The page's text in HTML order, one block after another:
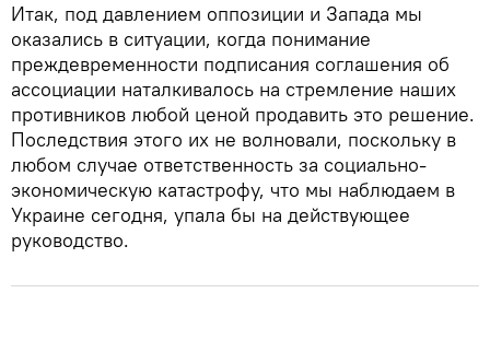
Итак, под давлением оппозиции и Запада мы
оказались в ситуации, когда понимание
преждевременности подписания соглашения об
ассоциации наталкивалось на стремление наших
противников любой ценой продавить это решение.
Последствия этого их не волновали, поскольку в
любом случае ответственность за социально-
экономическую катастрофу, что мы наблюдаем в
Украине сегодня, упала бы на действующее
руководство.